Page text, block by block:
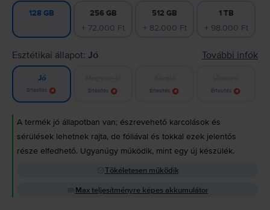
128 GB 256 GB
+ 72.000 Ft
512 GB
+ 82.000 Ft
1 TB
+ 98.000 Ft
Esztétikai állapot: Jó További infók
Jó
Értesítés Értesítés Értesítés Értesítés
A termék jó állapotban van; észrevehető karcolások és
sérülések lehetnek rajta, de fóliával és tokkal ezek jelentős
része elfedhető. Ugyanúgy működik, mint egy új készülék.
Tökéletesen működik
Max teljesítményre képes akkumulátor